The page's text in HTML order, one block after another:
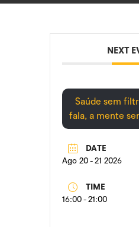
NEXT
Saúde sem
fala, a mente
DATE
Ago 20 - 21 2026
TIME
16:00 - 21:00